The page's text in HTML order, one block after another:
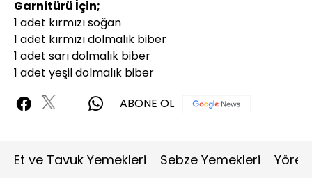
Garnitürü İçin;
1 adet kırmızı soğan
1 adet kırmızı dolmalık biber
1 adet sarı dolmalık biber
1 adet yeşil dolmalık biber
ABONE OL
Et ve Tavuk Yemekleri Sebze Yemekleri